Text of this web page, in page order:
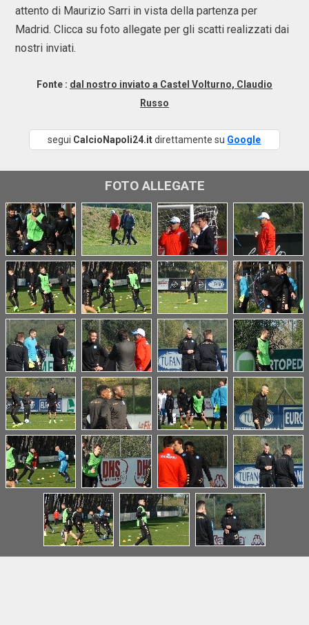
attento di Maurizio Sarri in vista della partenza per
Madrid. Clicca su foto allegate per gli scatti realizzati dai
nostri inviati.
Fonte : dal nostro inviato a Castel Volturno, Claudio
Russo
segui CalcioNapoli24.itdirettamente su Google
FOTO ALLEGATE